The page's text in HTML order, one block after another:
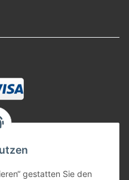
gestatten Sie den